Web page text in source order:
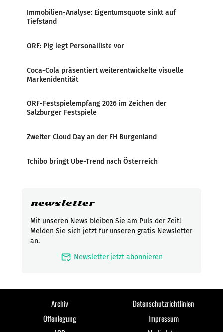
Immobilien-Analyse: Eigentumsquote sinkt auf
Tiefstand
ORF: Pig legt Personalliste vor
Coca-Cola präsentiert weiterentwickelte visuelle
Markenidentität
ORF-Festspielempfang 2026 im Zeichen der
Salzburger Festspiele
Zweiter Cloud Day an der FH Burgenland
Tchibo bringt Ube-Trend nach Österreich
newsletter
Mit unseren News bleiben Sie am Puls der Zeit!
Melden Sie sich jetzt für unseren gratis Newsletter
an.
mark_email_read Newsletter jetzt abonnieren
Archiv
Datenschutzrichtlinien
Offenlegung
Impressum